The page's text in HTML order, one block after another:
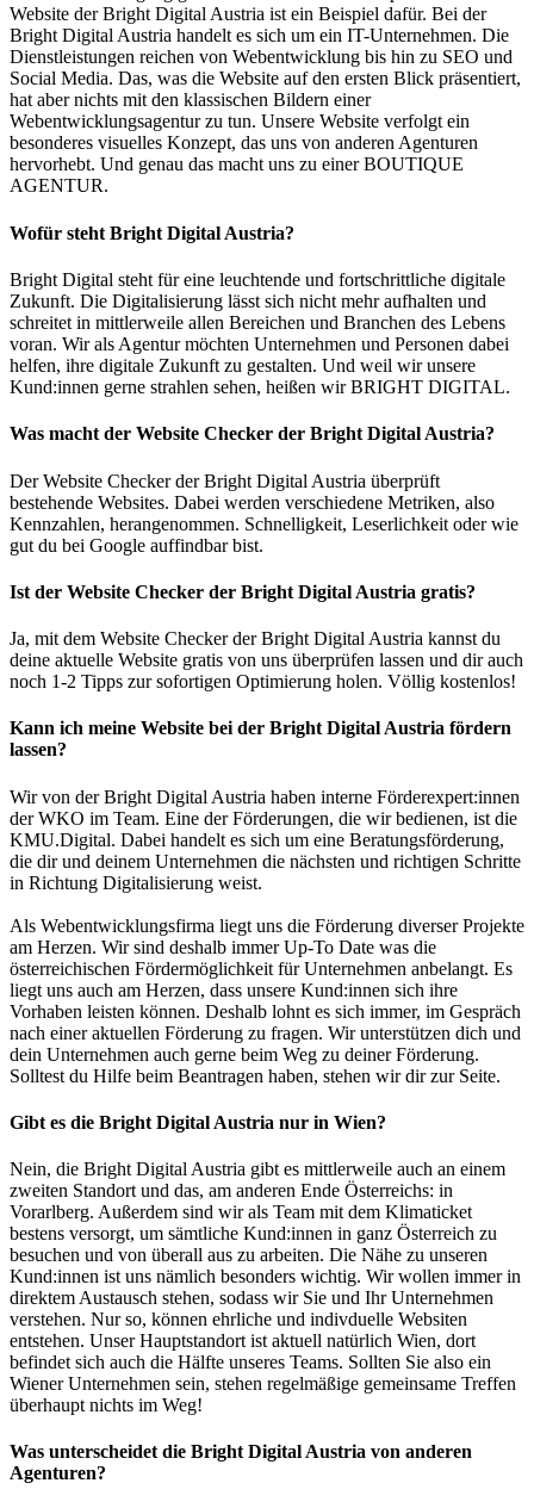
Website der Bright Digital Austria ist ein Beispiel dafür. Bei der
Bright Digital Austria handelt es sich um ein IT-Unternehmen. Die
Dienstleistungen reichen von Webentwicklung bis hin zu SEO und
Social Media. Das, was die Website auf den ersten Blick präsentiert,
hat aber nichts mit den klassischen Bildern einer
Webentwicklungsagentur zu tun. Unsere Website verfolgt ein
besonderes visuelles Konzept, das uns von anderen Agenturen
hervorhebt. Und genau das macht uns zu einer BOUTIQUE
AGENTUR.
Wofür steht Bright Digital Austria?
Bright Digital steht für eine leuchtende und fortschrittliche digitale
Zukunft. Die Digitalisierung lässt sich nicht mehr aufhalten und
schreitet in mittlerweile allen Bereichen und Branchen des Lebens
voran. Wir als Agentur möchten Unternehmen und Personen dabei
helfen, ihre digitale Zukunft zu gestalten. Und weil wir unsere
Kund:innen gerne strahlen sehen, heißen wir BRIGHT DIGITAL.
Was macht der Website Checker der Bright Digital Austria?
Der Website Checker der Bright Digital Austria überprüft
bestehende Websites. Dabei werden verschiedene Metriken, also
Kennzahlen, herangenommen. Schnelligkeit, Leserlichkeit oder wie
gut du bei Google auffindbar bist.
Ist der Website Checker der Bright Digital Austria gratis?
Ja, mit dem Website Checker der Bright Digital Austria kannst du
deine aktuelle Website gratis von uns überprüfen lassen und dir auch
noch 1-2 Tipps zur sofortigen Optimierung holen. Völlig kostenlos!
Kann ich meine Website bei der Bright Digital Austria fördern
lassen?
Wir von der Bright Digital Austria haben interne Förderexpert:innen
der WKO im Team. Eine der Förderungen, die wir bedienen, ist die
KMU.Digital. Dabei handelt es sich um eine Beratungsförderung,
die dir und deinem Unternehmen die nächsten und richtigen Schritte
in Richtung Digitalisierung weist.
Als Webentwicklungsfirma liegt uns die Förderung diverser Projekte
am Herzen. Wir sind deshalb immer Up-To Date was die
österreichischen Fördermöglichkeit für Unternehmen anbelangt. Es
liegt uns auch am Herzen, dass unsere Kund:innen sich ihre
Vorhaben leisten können. Deshalb lohnt es sich immer, im Gespräch
nach einer aktuellen Förderung zu fragen. Wir unterstützen dich und
dein Unternehmen auch gerne beim Weg zu deiner Förderung.
Solltest du Hilfe beim Beantragen haben, stehen wir dir zur Seite.
Gibt es die Bright Digital Austria nur in Wien?
Nein, die Bright Digital Austria gibt es mittlerweile auch an einem
zweiten Standort und das, am anderen Ende Österreichs: in
Vorarlberg. Außerdem sind wir als Team mit dem Klimaticket
bestens versorgt, um sämtliche Kund:innen in ganz Österreich zu
besuchen und von überall aus zu arbeiten. Die Nähe zu unseren
Kund:innen ist uns nämlich besonders wichtig. Wir wollen immer in
direktem Austausch stehen, sodass wir Sie und Ihr Unternehmen
verstehen. Nur so, können ehrliche und indivduelle Websiten
entstehen. Unser Hauptstandort ist aktuell natürlich Wien, dort
befindet sich auch die Hälfte unseres Teams. Sollten Sie also ein
Wiener Unternehmen sein, stehen regelmäßige gemeinsame Treffen
überhaupt nichts im Weg!
Was unterscheidet die Bright Digital Austria von anderen
Agenturen?